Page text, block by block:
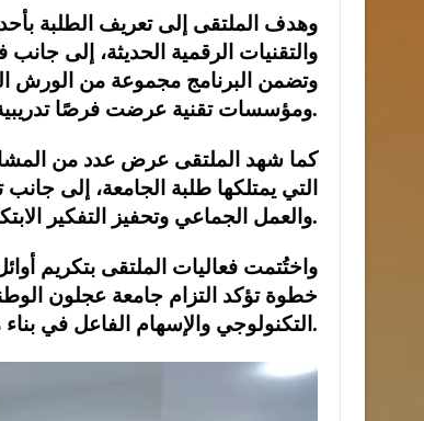
وهدف الملتقى إلى تعريف الطلبة
والتقنيات الرقمية الحديثة، إلى
وتضمن البرنامج مجموعة من الورش
ومؤسسات تقنية عرضت فرصًا تدريبية ومنحًا داعمة للطلبة.
كما شهد الملتقى عرض عدد من
التي يمتلكها طلبة الجامعة، إلى
والعمل الجماعي وتحفيز التفكير الابتكاري.
واختُتمت فعاليات الملتقى بتكريم
خطوة تؤكد التزام جامعة عجلون
التكنولوجي والإسهام الفاعل في بناء مستقبل رقمي أكثر تطورًا.